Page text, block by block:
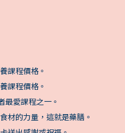
課程價格。
課程價格。
最愛課程之一。
材的力量，這就是藥膳。